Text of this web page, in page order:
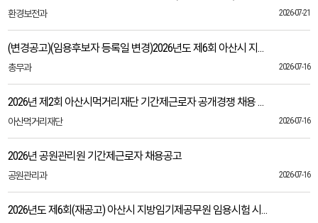
환경보전과 2026-07-21
(변경공고)(임용후보자 등록일 변경)2026년도 제6회 아산시 지방임기제공무원 임용시험 면접합격자 발표 및 임용등록 안내
총무과 2026-07-16
2026년 제2회 아산시먹거리재단 기간제근로자 공개경쟁 채용 서류합격자 발표 및 면접시험 계획 공고
아산먹거리재단 2026-07-16
2026년 공원관리원 기간제근로자 채용공고
공원관리과 2026-07-16
2026년도 제6회(재공고) 아산시 지방임기제공무원 임용시험 시행계획 공고(건축사)